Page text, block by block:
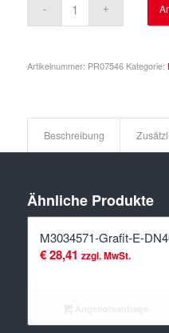
Artikelnummer: PR07546 Kategorie:
Beschreibung
Ähnliche Produkte
M3034571-Grafit-E-
€28,41 zzgl. MwSt.